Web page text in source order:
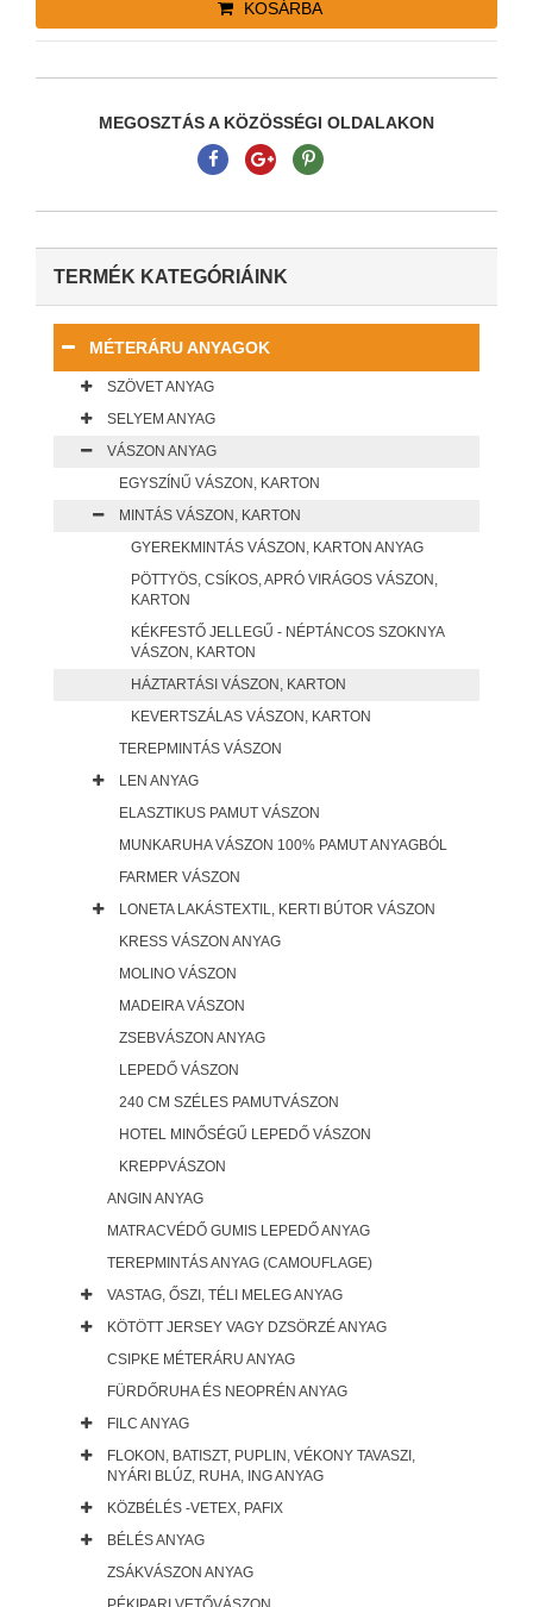
KOSÁRBA
MEGOSZTÁS A KÖZÖSSÉGI OLDALAKON
TERMÉK KATEGÓRIÁINK
MÉTERÁRU ANYAGOK
SZÖVET ANYAG
SELYEM ANYAG
VÁSZON ANYAG
EGYSZÍNŰ VÁSZON, KARTON
MINTÁS VÁSZON, KARTON
GYEREKMINTÁS VÁSZON, KARTON ANYAG
PÖTTYÖS, CSÍKOS, APRÓ VIRÁGOS VÁSZON,
KARTON
KÉKFESTŐ JELLEGŰ - NÉPTÁNCOS SZOKNYA
VÁSZON, KARTON
HÁZTARTÁSI VÁSZON, KARTON
KEVERTSZÁLAS VÁSZON, KARTON
TEREPMINTÁS VÁSZON
LEN ANYAG
ELASZTIKUS PAMUT VÁSZON
MUNKARUHA VÁSZON 100% PAMUT ANYAGBÓL
FARMER VÁSZON
LONETA LAKÁSTEXTIL, KERTI BÚTOR VÁSZON
KRESS VÁSZON ANYAG
MOLINO VÁSZON
MADEIRA VÁSZON
ZSEBVÁSZON ANYAG
LEPEDŐ VÁSZON
240 CM SZÉLES PAMUTVÁSZON
HOTEL MINŐSÉGŰ LEPEDŐ VÁSZON
KREPPVÁSZON
ANGIN ANYAG
MATRACVÉDŐ GUMIS LEPEDŐ ANYAG
TEREPMINTÁS ANYAG (CAMOUFLAGE)
VASTAG, ŐSZI, TÉLI MELEG ANYAG
KÖTÖTT JERSEY VAGY DZSÖRZÉ ANYAG
CSIPKE MÉTERÁRU ANYAG
FÜRDŐRUHA ÉS NEOPRÉN ANYAG
FILC ANYAG
FLOKON, BATISZT, PUPLIN, VÉKONY TAVASZI,
NYÁRI BLÚZ, RUHA, ING ANYAG
KÖZBÉLÉS -VETEX, PAFIX
BÉLÉS ANYAG
ZSÁKVÁSZON ANYAG